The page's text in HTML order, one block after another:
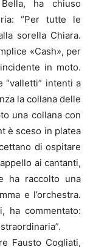
ha chiuso
“Per tutte le
sorella Chiara.
«Cash», per
in moto.
“valletti” intenti a
la collana delle
una collana con
è sceso in platea
di ospitare
ai cantanti,
ha raccolto una
e l’orchestra.
ha commentato:
Fausto Cogliati,